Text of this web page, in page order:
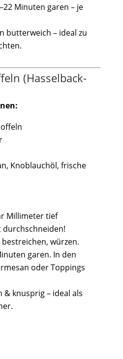
Minuten garen – je
butterweich – ideal zu
(Hasselback-
Knoblauchöl, frische
Millimeter tief
durchschneiden!
würzen.
garen. In den
oder Toppings
& knusprig – ideal als